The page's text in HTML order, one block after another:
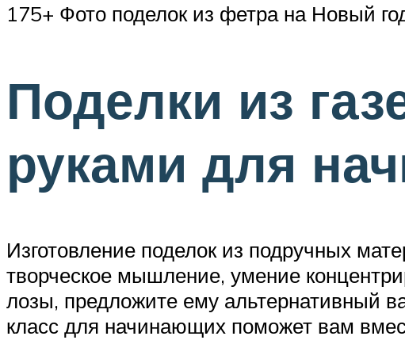
175+ Фото поделок из фетра на Новый
Поделки из
руками для
Изготовление поделок из подручных
творческое мышление, умение
лозы, предложите ему альтернативный
класс для начинающих поможет вам